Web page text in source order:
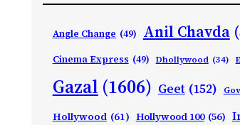
Angle Change (49) Anil Chavda
Cinema Express (49) Dhollywood (34)
Gazal (1606) Geet (152)
Hollywood (61) Hollywood 100 (56)